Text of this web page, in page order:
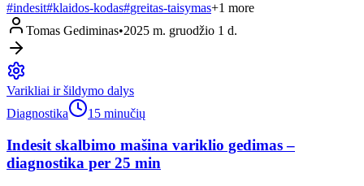
#indesit#klaidos-kodas#greitas-taisymas+1 more
Tomas Gediminas•2025 m. gruodžio 1 d.
Varikliai ir šildymo dalys
Diagnostika
15 minučių
Indesit skalbimo mašina variklio gedimas –
diagnostika per 25 min